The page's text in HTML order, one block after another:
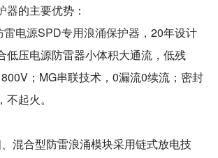
器的主要优势：
雷电源SPD专用浪涌保护器 ，20年设计
低压电源防雷器小体积大通流，低残
；MG串联技术，0漏流0续流；密封
起火。
混合型防雷浪涌模块采用链式放电技